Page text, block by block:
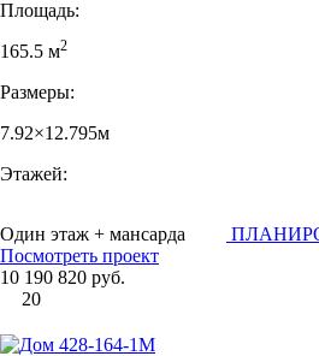
Площадь:
165.5 м2
Размеры:
7.92×12.795м
Этажей:
Один этаж + мансарда
Посмотреть проект
10 190 820 руб.
20